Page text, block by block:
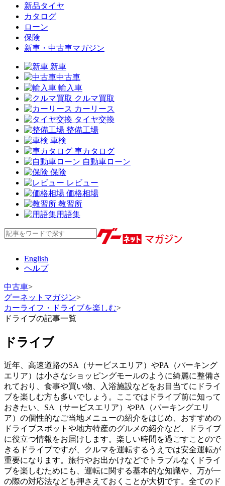
新品タイヤ
カタログ
ローン
保険
新車・中古車マガジン
新車
中古車
輸入車
クルマ買取
カーリース
タイヤ交換
整備工場
車検
車カタログ
自動車ローン
保険
レビュー
価格相場
教習所
用語集
English
ヘルプ
中古車>
グーネットマガジン>
カーライフ・ドライブを楽しむ>
ドライブの記事一覧
ドライブ
近年、高速道路のSA（サービスエリア）やPA（パーキング
エリア）は小さなショッピングモールのように綺麗に整備さ
れており、食事や買い物、入浴施設などをお目当てにドライ
ブを楽しむ方も多いでしょう。ここではドライブ前に知って
おきたい、SA（サービスエリア）やPA（パーキングエリ
ア）の個性的なご当地メニューの紹介をはじめ、おすすめの
ドライブスポットや地方特産のグルメの紹介など、ドライブ
に役立つ情報をお届けします。楽しい時間を過ごすことので
きるドライブですが、クルマを運転するうえでは安全運転が
重要になります。旅行やお出かけなどでトラブルなくドライ
ブを楽しむためにも、運転に関する基本的な知識や、万が一
の際の対応法なども押さえておくことが大切です。全てのド